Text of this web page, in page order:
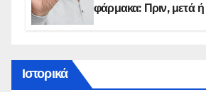
φάρμακα: Πριν, μετά ή
Ιστορικά